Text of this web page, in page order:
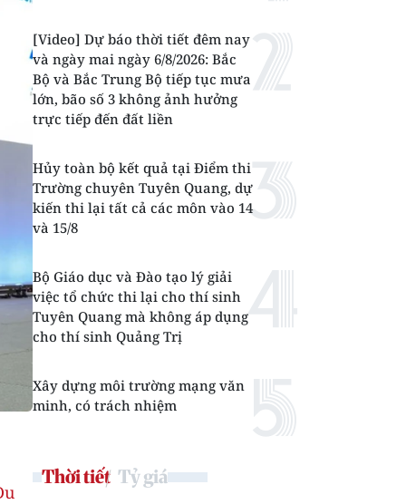
[Video] Dự báo thời tiết đêm nay
và ngày mai ngày 6/8/2026: Bắc
Bộ và Bắc Trung Bộ tiếp tục mưa
lớn, bão số 3 không ảnh hưởng
trực tiếp đến đất liền
Hủy toàn bộ kết quả tại Điểm thi
Trường chuyên Tuyên Quang, dự
kiến thi lại tất cả các môn vào 14
và 15/8
Bộ Giáo dục và Đào tạo lý giải
việc tổ chức thi lại cho thí sinh
Tuyên Quang mà không áp dụng
cho thí sinh Quảng Trị
Xây dựng môi trường mạng văn
minh, có trách nhiệm
Thời tiết Tỷ giá